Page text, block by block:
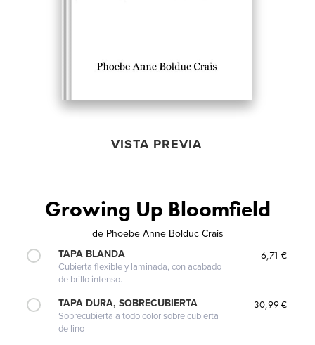
VISTA PREVIA
Growing Up Bloomfield
de Phoebe Anne Bolduc Crais
TAPA BLANDA
Cubierta flexible y laminada, con acabado
de brillo intenso.
6,71 €
TAPA DURA, SOBRECUBIERTA
Sobrecubierta a todo color sobre cubierta
de lino
30,99 €